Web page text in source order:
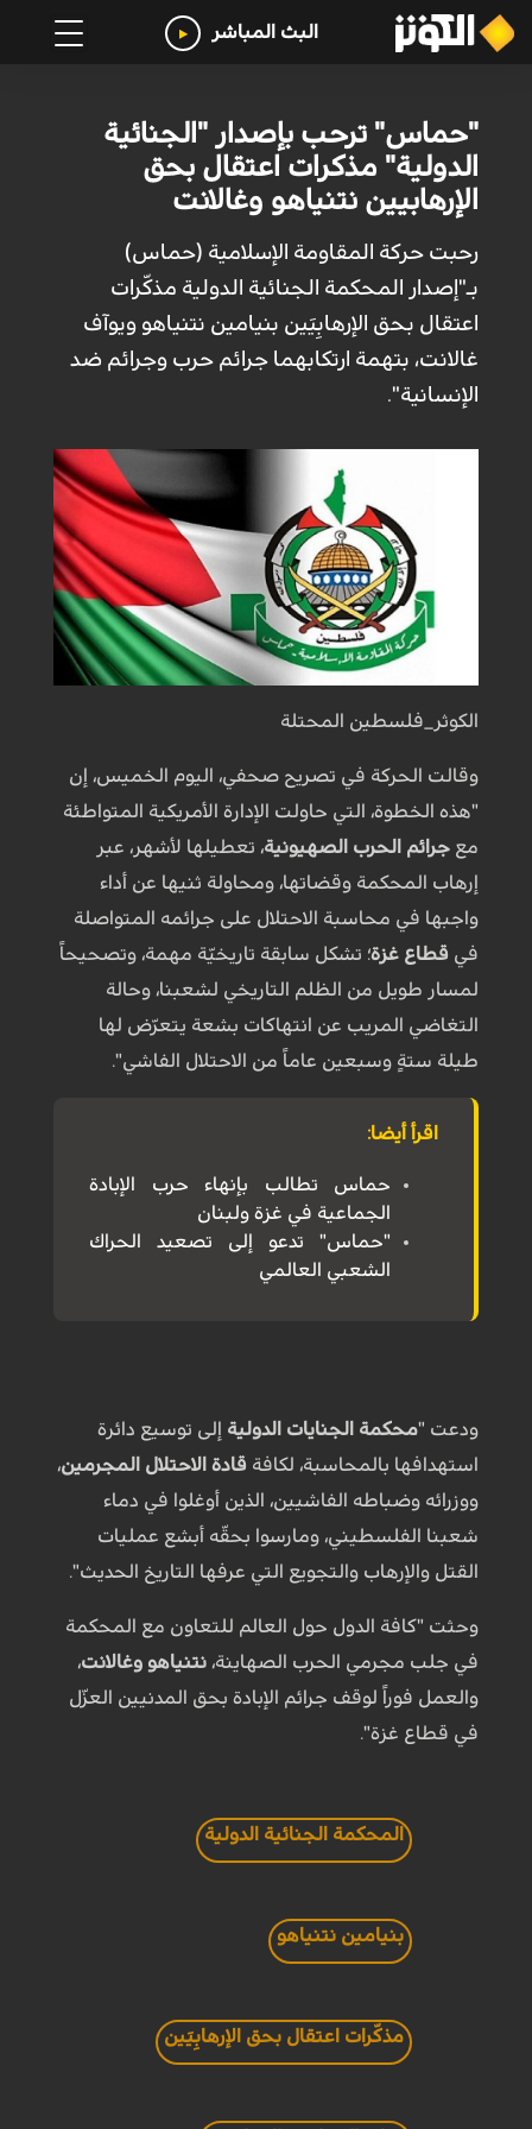
البث المباشر
"حماس" ترحب بإصدار "الجنائية
الدولية" مذكرات اعتقال بحق
الإرهابيين نتنياهو وغالانت
رحبت حركة المقاومة الإسلامية (حماس)
بـ"إصدار المحكمة الجنائية الدولية مذكّرات
اعتقال بحق الإرهابِيَين بنيامين نتنياهو ويوآف
غالانت، بتهمة ارتكابهما جرائم حرب وجرائم ضد
الإنسانية".
الكوثر_فلسطين المحتلة
وقالت الحركة في تصريح صحفي، اليوم الخميس، إن
"هذه الخطوة، التي حاولت الإدارة الأمريكية المتواطئة
مع جرائم الحرب الصهيونية، تعطيلها لأشهر، عبر
إرهاب المحكمة وقضاتها، ومحاولة ثنيها عن أداء
واجبها في محاسبة الاحتلال على جرائمه المتواصلة
في قطاع غزة؛ تشكل سابقة تاريخيّة مهمة، وتصحيحاً
لمسار طويل من الظلم التاريخي لشعبنا، وحالة
التغاضي المريب عن انتهاكات بشعة يتعرّض لها
طيلة ستةٍ وسبعين عاماً من الاحتلال الفاشي".
اقرأ أيضا:
حماس تطالب بإنهاء حرب الإبادة
الجماعية في غزة ولبنان
"حماس" تدعو إلى تصعيد الحراك
الشعبي العالمي
ودعت "محكمة الجنايات الدولية إلى توسيع دائرة
استهدافها بالمحاسبة، لكافة قادة الاحتلال المجرمين،
ووزرائه وضباطه الفاشيين، الذين أوغلوا في دماء
شعبنا الفلسطيني، ومارسوا بحقّه أبشع عمليات
القتل والإرهاب والتجويع التي عرفها التاريخ الحديث".
وحثت "كافة الدول حول العالم للتعاون مع المحكمة
في جلب مجرمي الحرب الصهاينة، نتنياهو وغالانت،
والعمل فوراً لوقف جرائم الإبادة بحق المدنيين العزّل
في قطاع غزة".
المحكمة الجنائية الدولية
بنيامين نتنياهو
مذكّرات اعتقال بحق الإرهابِيَين